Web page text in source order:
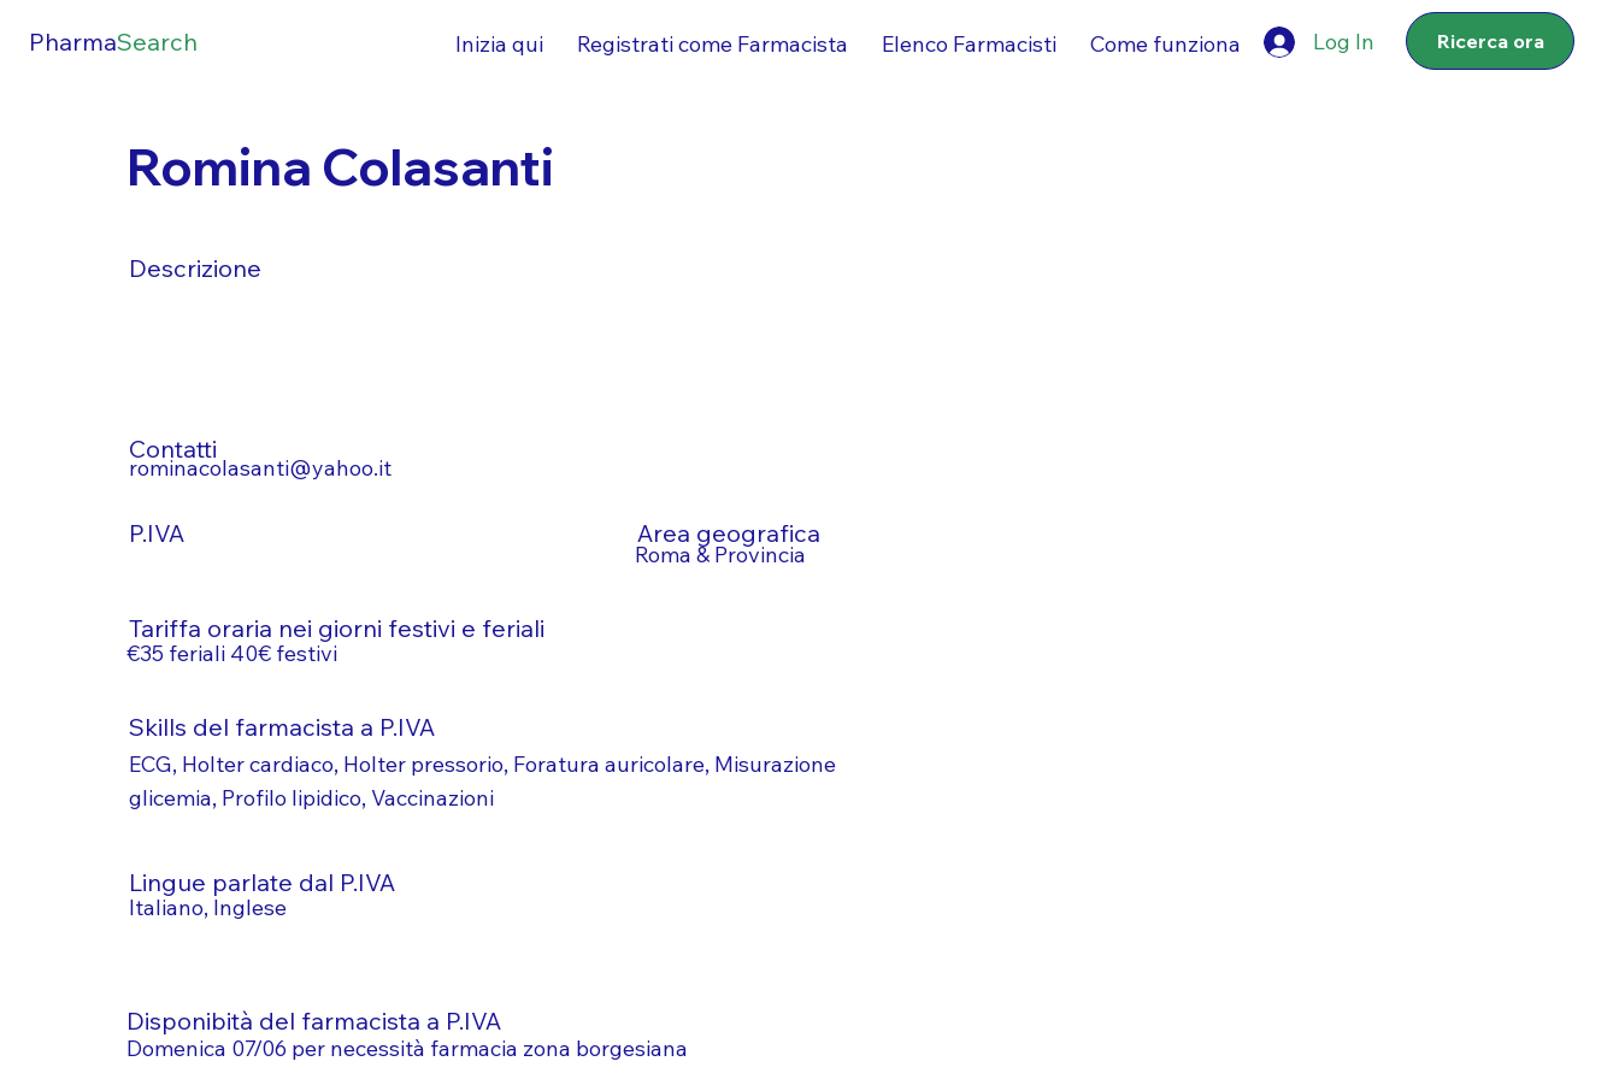
PharmaSearch Inizia qui Registrati come Farmacista Elenco Farmacisti Come funziona Log In Ricerca ora
Romina Colasanti
Descrizione
Contatti
rominacolasanti@yahoo.it
P.IVA Area geografica
Roma & Provincia
€35 feriali 40€ festivi
Tariffa oraria nei giorni festivi e feriali
Skills del farmacista a P.IVA
ECG, Holter cardiaco, Holter pressorio, Foratura auricolare, Misurazione
glicemia, Profilo lipidico, Vaccinazioni
Italiano, Inglese
Lingue parlate dal P.IVA
Disponibità del farmacista a P.IVA
Domenica 07/06 per necessità farmacia zona borgesiana